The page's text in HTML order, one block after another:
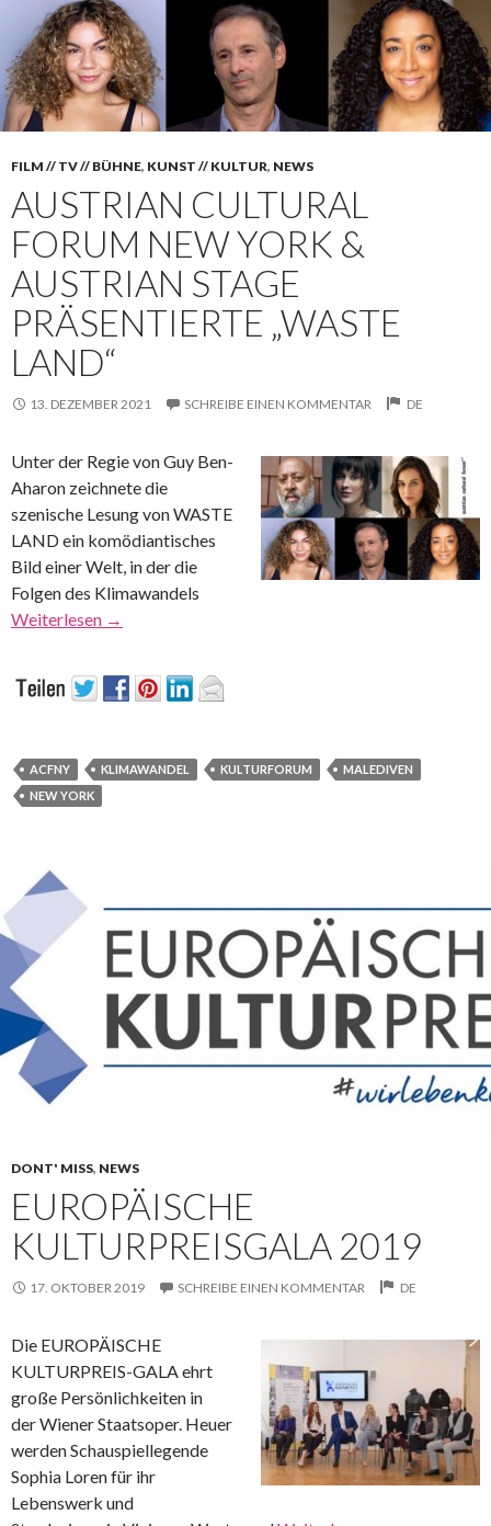
FILM // TV // BÜHNE, KUNST // KULTUR, NEWS
AUSTRIAN CULTURAL
FORUM NEW YORK &
AUSTRIAN STAGE
PRÄSENTIERTE „WASTE
LAND“
13. DEZEMBER 2021 SCHREIBE EINEN KOMMENTAR DE
Unter der Regie von Guy Ben-
Aharon zeichnete die
szenische Lesung von WASTE
LAND ein komödiantisches
Bild einer Welt, in der die
Folgen des Klimawandels
Weiterlesen →
ACFNY KLIMAWANDEL KULTURFORUM
MALEDIVEN
NEW YORK
DONT' MISS, NEWS
EUROPÄISCHE
KULTURPREISGALA 2019
17. OKTOBER 2019 SCHREIBE EINEN KOMMENTAR DE
Die EUROPÄISCHE
KULTURPREIS-GALA ehrt
große Persönlichkeiten in
der Wiener Staatsoper. Heuer
werden Schauspiellegende
Sophia Loren für ihr
Lebenswerk und